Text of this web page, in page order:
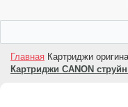
Главная Картриджи
Картриджи CANON